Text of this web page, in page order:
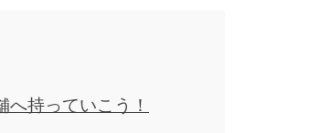
持っていこう！